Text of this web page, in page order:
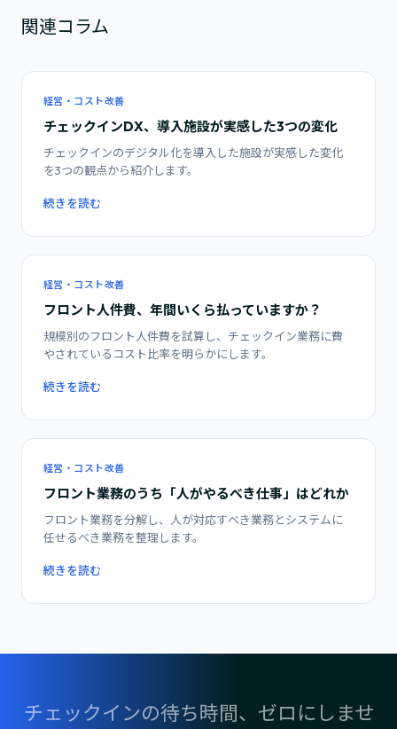
関連コラム
経営・コスト改善
チェックインDX、導入施設が実感した3つの変化
チェックインのデジタル化を導入した施設が実感した変化
を3つの観点から紹介します。
続きを読む
経営・コスト改善
フロント人件費、年間いくら払っていますか？
規模別のフロント人件費を試算し、チェックイン業務に費
やされているコスト比率を明らかにします。
続きを読む
経営・コスト改善
フロント業務のうち「人がやるべき仕事」はどれか
フロント業務を分解し、人が対応すべき業務とシステムに
任せるべき業務を整理します。
続きを読む
チェックインの待ち時間、ゼロにしませ